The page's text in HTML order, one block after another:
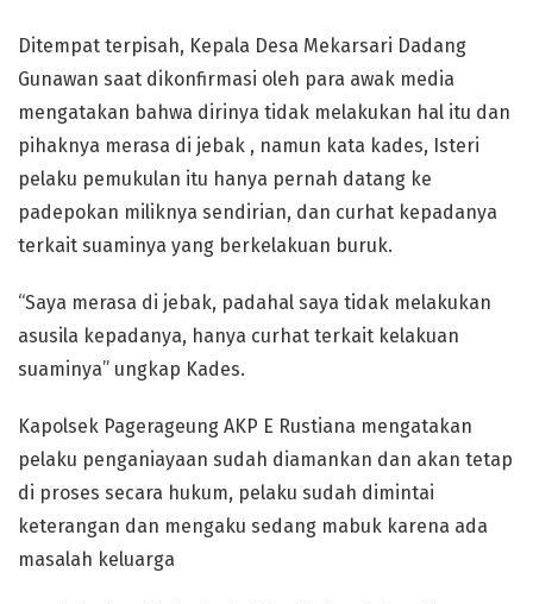
Ditempat terpisah, Kepala Desa Mekarsari Dadang
Gunawan saat dikonfirmasi oleh para awak media
mengatakan bahwa dirinya tidak melakukan hal itu dan
pihaknya merasa di jebak , namun kata kades, Isteri
pelaku pemukulan itu hanya pernah datang ke
padepokan miliknya sendirian, dan curhat kepadanya
terkait suaminya yang berkelakuan buruk.
“Saya merasa di jebak, padahal saya tidak melakukan
asusila kepadanya, hanya curhat terkait kelakuan
suaminya” ungkap Kades.
Kapolsek Pagerageung AKP E Rustiana mengatakan
pelaku penganiayaan sudah diamankan dan akan tetap
di proses secara hukum, pelaku sudah dimintai
keterangan dan mengaku sedang mabuk karena ada
masalah keluarga